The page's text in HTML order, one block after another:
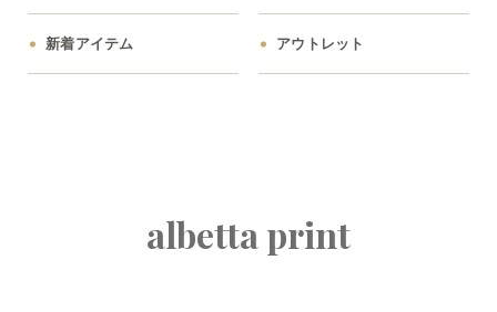
新着アイテム アウトレット
albetta print